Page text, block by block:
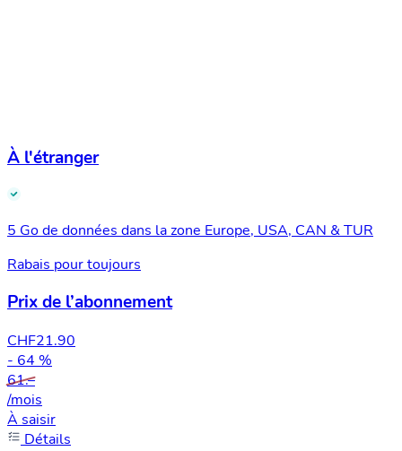
À l'étranger
5 Go de données dans la zone Europe, USA, CAN & TUR
Rabais pour toujours
Prix de l’abonnement
CHF21.90
- 64 %
61.–
/mois
À saisir
Détails